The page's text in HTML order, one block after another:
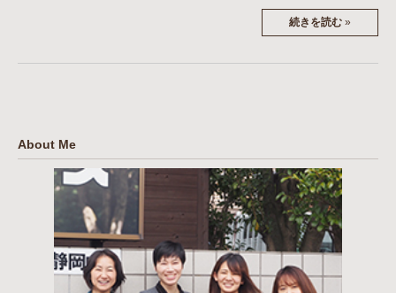
続きを読む »
About Me